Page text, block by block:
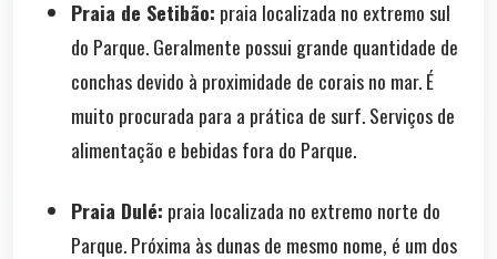
Praia de Setibão: praia localizada no extremo sul
do Parque. Geralmente possui grande quantidade de
conchas devido à proximidade de corais no mar. É
muito procurada para a prática de surf. Serviços de
alimentação e bebidas fora do Parque.
Praia Dulé: praia localizada no extremo norte do
Parque. Próxima às dunas de mesmo nome, é um dos